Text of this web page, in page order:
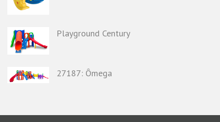
Playground Century
27187: Ômega